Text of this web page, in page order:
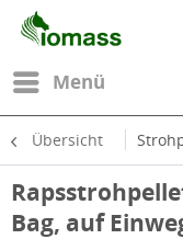
Menü
Übersicht
Bag, auf